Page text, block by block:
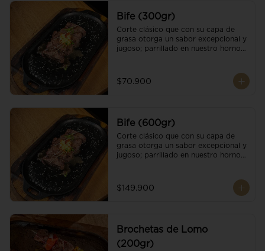
Bife (300gr)
Corte clásico que con su capa de
grasa otorga un sabor excepcional y
jugoso; parrillado en nuestro horno
cristales de sal y mantequilla de ajo
y pimientos. Una guarnición a
$70.900
Bife (600gr)
Corte clásico que con su capa de
grasa otorga un sabor excepcional y
jugoso; parrillado en nuestro horno
cristales de sal y mantequilla de ajo
y pimientos. Dos guarniciones a
$149.900
Brochetas de Lomo
(200gr)